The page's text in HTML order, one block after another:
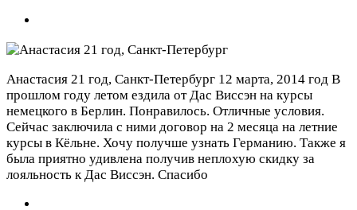
Анастасия 21 год, Санкт-Петербург 12 марта, 2014 год В
прошлом году летом ездила от Дас Виссэн на курсы
немецкого в Берлин. Понравилось. Отличные условия.
Сейчас заключила с ними договор на 2 месяца на летние
курсы в Кёльне. Хочу получше узнать Германию. Также я
была приятно удивлена получив неплохую скидку за
лояльность к Дас Виссэн. Спасибо